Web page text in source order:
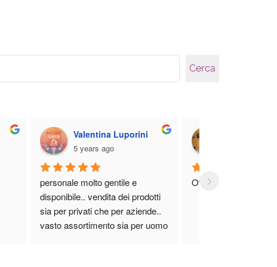
Cerca
Valentina Luporini
5 years ago
personale molto gentile e
disponibile.. vendita dei prodotti
sia per privati che per aziende..
vasto assortimento sia per uomo
Ottimo